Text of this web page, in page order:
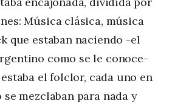
Música clásica, música
que estaban naciendo -el
como se le conoce-
el folclor, cada uno en
mezclaban para nada y